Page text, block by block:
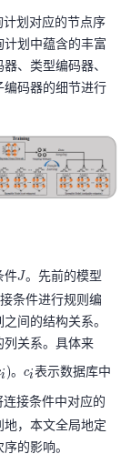
划对应的节点序
划中蕴含的丰富
、类型编码器、
码器的细节进行
件J
J。先前的模型
条件进行规则编
间的结构关系。
列关系。具体来
i )。
i
ci表示数据库中
接条件中对应的
，本文全局地定
的影响。